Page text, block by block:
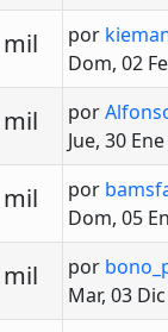
milVistas
Último
por
Dom, 02
milVistas
Último
por
Jue, 30
milVistasÚltimo
por
Dom, 05
milVistas
Último
por
Mar, 03